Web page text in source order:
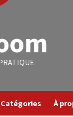
Catégories À